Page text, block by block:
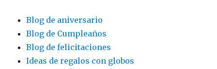
Blog de aniversario
Blog de Cumpleaños
Blog de felicitaciones
Ideas de regalos con globos